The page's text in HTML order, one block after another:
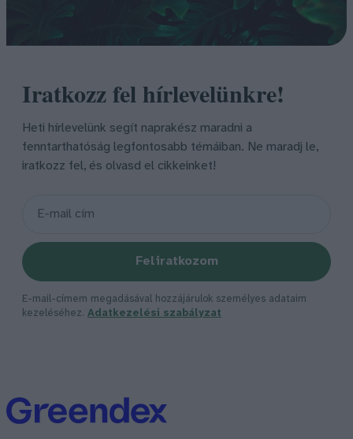
Iratkozz fel hírlevelünkre!
Heti hírlevelünk segít naprakész maradni a
fenntarthatóság legfontosabb témáiban. Ne maradj le,
iratkozz fel, és olvasd el cikkeinket!
Feliratkozom
E-mail-címem megadásával hozzájárulok személyes adataim
kezeléséhez. Adatkezelési szabályzat